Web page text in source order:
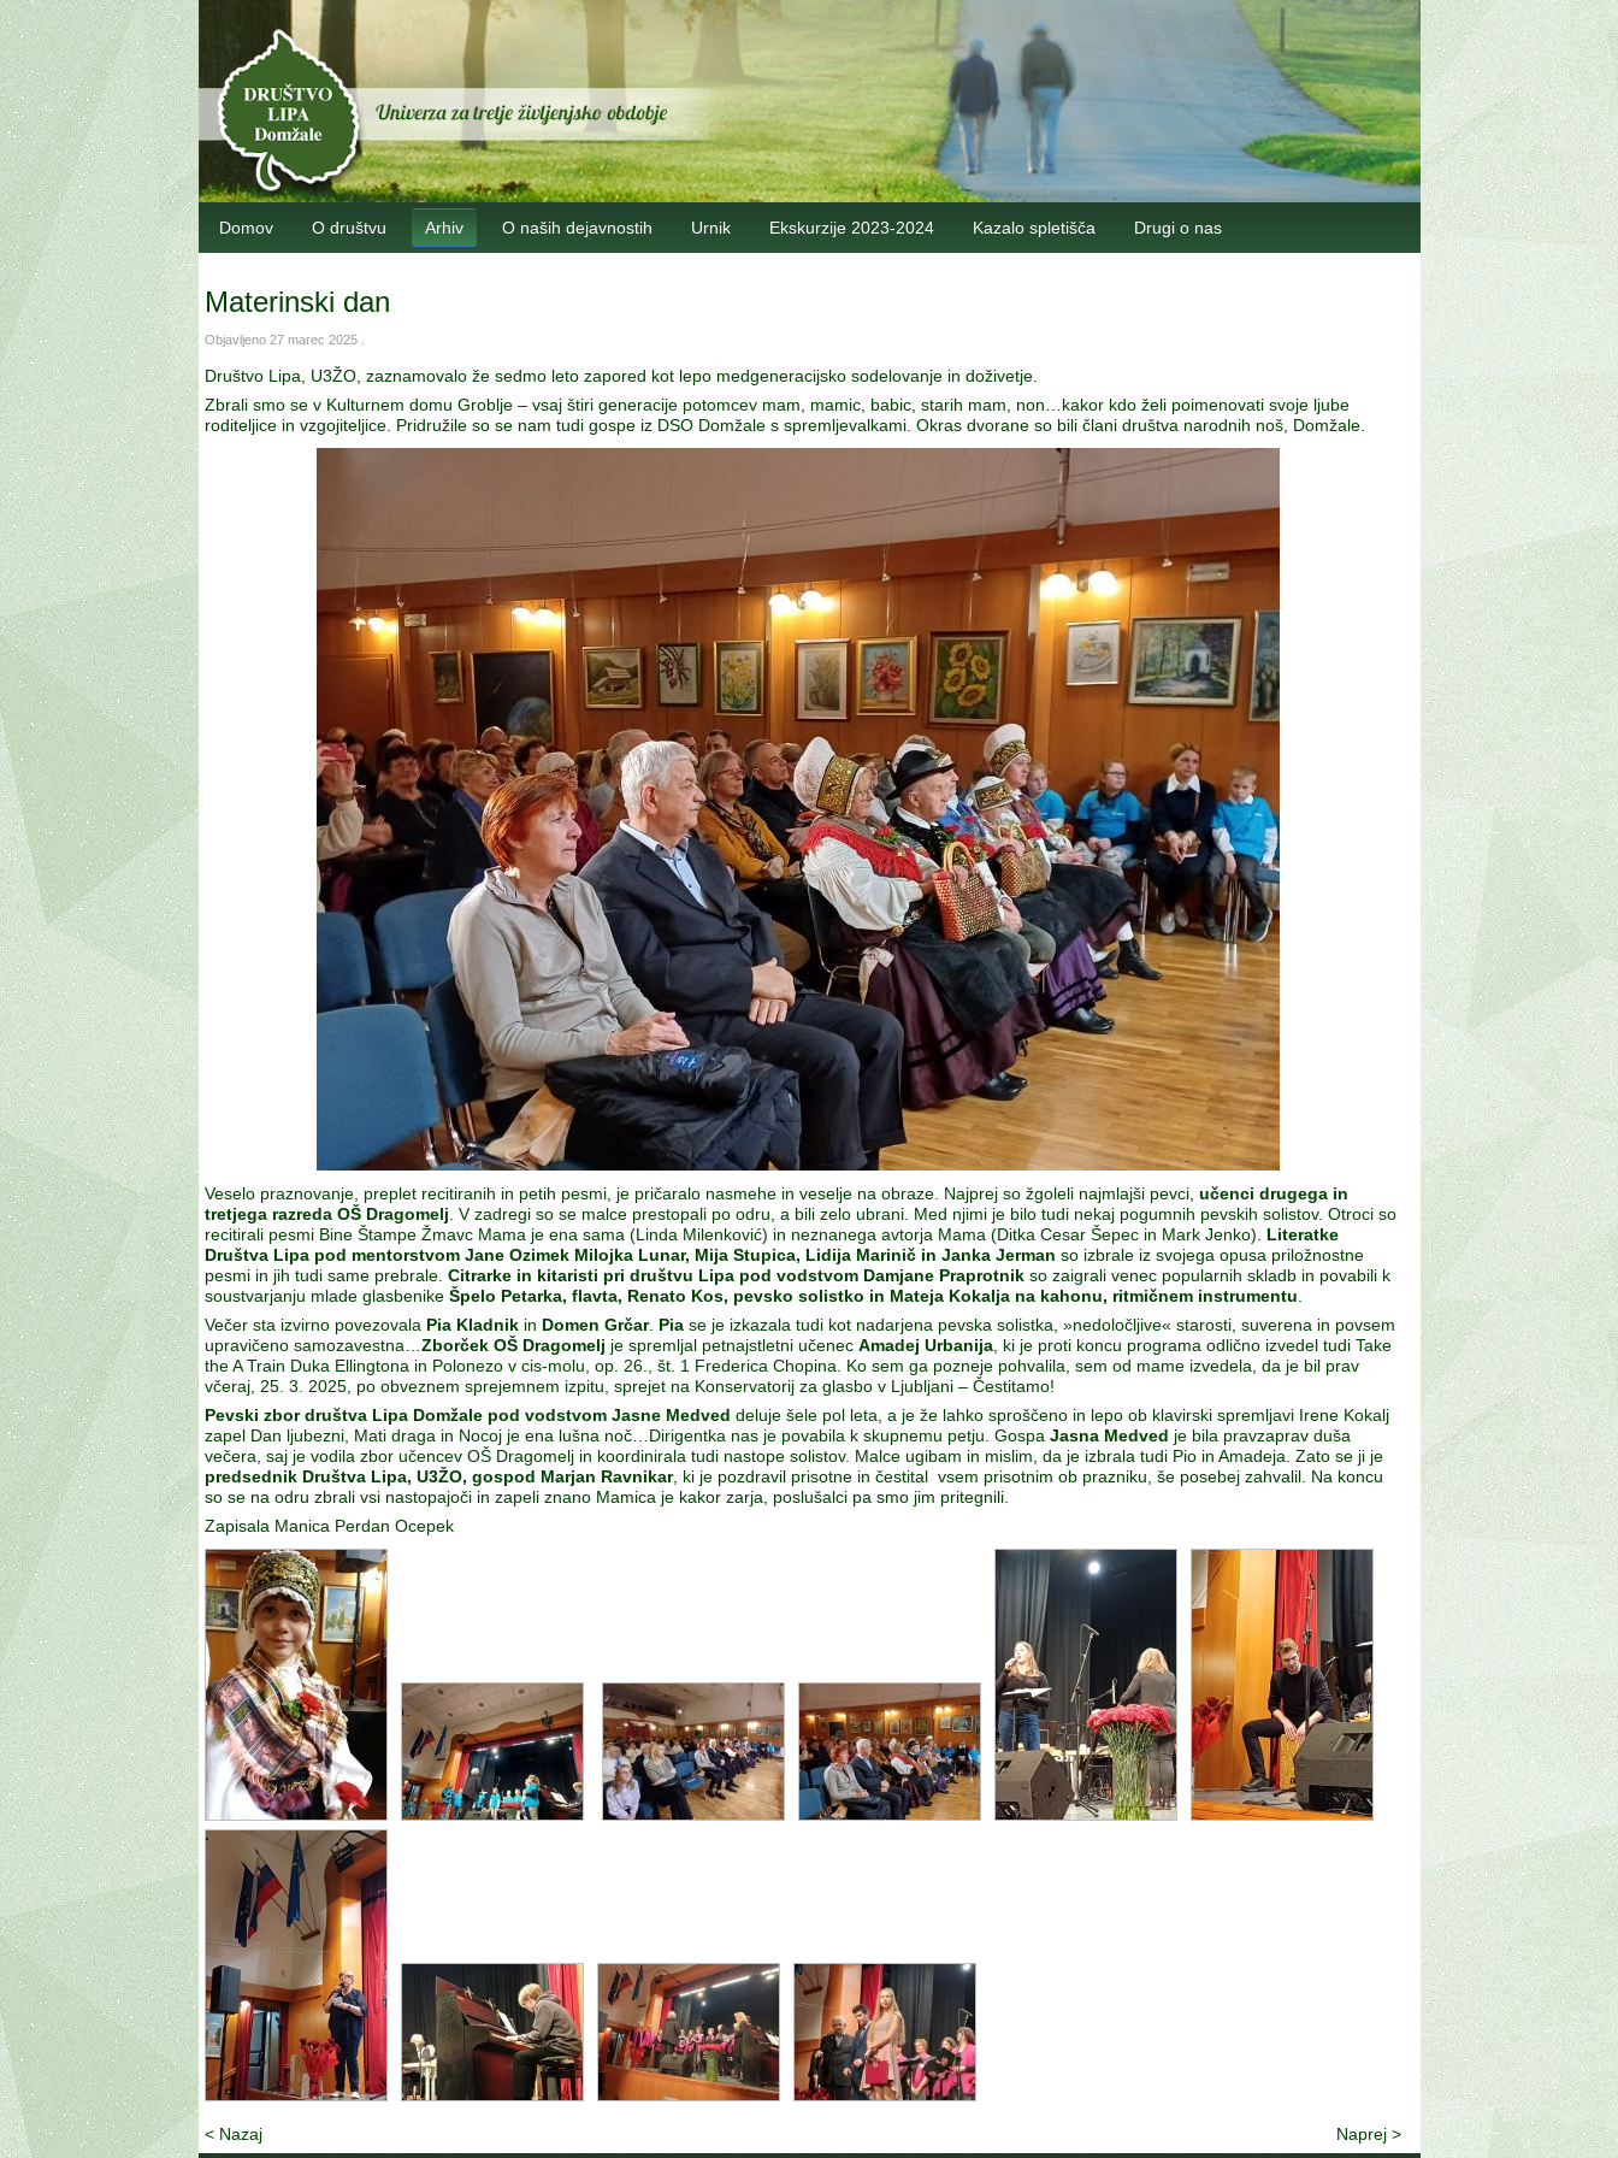
Domov O društvu Arhiv O naših dejavnostih Urnik Ekskurzije 2023-2024 Kazalo spletišča Drugi o nas
Materinski dan
Objavljeno 27 marec 2025
Društvo Lipa, U3ŽO, zaznamovalo že sedmo leto zapored kot lepo medgeneracijsko sodelovanje in doživetje.
Zbrali smo se v Kulturnem domu Groblje – vsaj štiri generacije potomcev mam, mamic, babic, starih mam, non…kakor kdo želi poimenovati svoje ljube
roditeljice in vzgojiteljice. Pridružile so se nam tudi gospe iz DSO Domžale s spremljevalkami. Okras dvorane so bili člani društva narodnih noš, Domžale.
Veselo praznovanje, preplet recitiranih in petih pesmi, je pričaralo nasmehe in veselje na obraze. Najprej so žgoleli najmlajši pevci, učenci drugega in
tretjega razreda OŠ Dragomelj . V zadregi so se malce prestopali po odru, a bili zelo ubrani. Med njimi je bilo tudi nekaj pogumnih pevskih solistov. Otroci so
recitirali pesmi Bine Štampe Žmavc Mama je ena sama (Linda Milenković) in neznanega avtorja Mama (Ditka Cesar Šepec in Mark Jenko). Literatke
Društva Lipa pod mentorstvom Jane Ozimek Milojka Lunar, Mija Stupica, Lidija Marinič in Janka Jerman so izbrale iz svojega opusa priložnostne
pesmi in jih tudi same prebrale. Citrarke in kitaristi pri društvu Lipa pod vodstvom Damjane Praprotnikso zaigrali venec popularnih skladb in povabili k
soustvarjanju mlade glasbenike Špelo Petarka, flavta, Renato Kos, pevsko solistko in Mateja Kokalja na kahonu, ritmičnem instrumentu
Večer sta izvirno povezovala Pia Kladnikin Domen Grčar. Piase je izkazala tudi kot nadarjena pevska solistka, »nedoločljive« starosti, suverena in povsem
upravičeno samozavestna… Zborček OŠ Dragomelj je spremljal petnajstletni učenec Amadej Urbanija, ki je proti koncu programa odlično izvedel tudi Take
the A Train Duka Ellingtona in Polonezo v cis-molu, op. 26., št. 1 Frederica Chopina. Ko sem ga pozneje pohvalila, sem od mame izvedela, da je bil prav
včeraj, 25. 3. 2025, po obveznem sprejemnem izpitu, sprejet na Konservatorij za glasbo v Ljubljani – Čestitamo!
Pevski zbor društva Lipa Domžale pod vodstvom Jasne Medved deluje šele pol leta, a je že lahko sproščeno in lepo ob klavirski spremljavi Irene Kokalj
zapel Dan ljubezni, Mati draga in Nocoj je ena lušna noč…Dirigentka nas je povabila k skupnemu petju. Gospa Jasna Medved je bila pravzaprav duša
večera, saj je vodila zbor učencev OŠ Dragomelj in koordinirala tudi nastope solistov. Malce ugibam in mislim, da je izbrala tudi Pio in Amadeja. Zato se ji je
predsednik Društva Lipa, U3ŽO, gospod Marjan Ravnikar, ki je pozdravil prisotne in čestital vsem prisotnim ob prazniku, še posebej zahvalil. Na koncu
so se na odru zbrali vsi nastopajoči in zapeli znano Mamica je kakor zarja, poslušalci pa smo jim pritegnili.
Zapisala Manica Perdan Ocepek
< Nazaj Naprej >